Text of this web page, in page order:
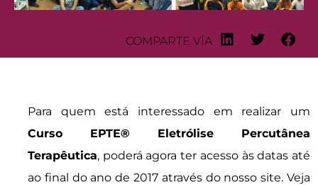
COMPARTE VÍA
Para quem está interessado em realizar um
Curso EPTE® Eletrólise Percutânea
Terapêutica, poderá agora ter acesso às datas até
ao final do ano de 2017 através do nosso site. Veja